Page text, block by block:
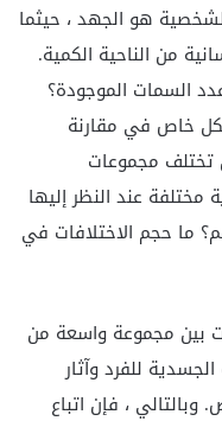
هو الجهد ، حيثما
من الناحية الكمية.
السمات الموجودة؟
خاص في مقارنة
تختلف مجموعات
عند النظر إليها
ما حجم الاختلافات في
بين مجموعة واسعة من
للفرد وآثار
، فإن اتباع